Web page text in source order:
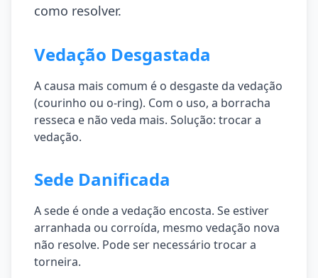
como resolver.
Vedação Desgastada
A causa mais comum é o desgaste da vedação
(courinho ou o-ring). Com o uso, a borracha
resseca e não veda mais. Solução: trocar a
vedação.
Sede Danificada
A sede é onde a vedação encosta. Se estiver
arranhada ou corroída, mesmo vedação nova
não resolve. Pode ser necessário trocar a
torneira.